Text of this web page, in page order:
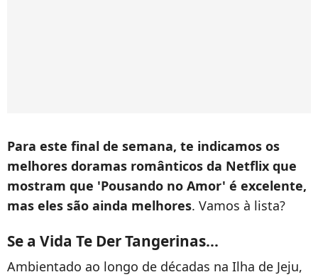
Para este final de semana, te indicamos os
melhores doramas românticos da Netflix que
mostram que 'Pousando no Amor' é excelente,
mas eles são ainda melhores. Vamos à lista?
Se a Vida Te Der Tangerinas...
Ambientado ao longo de décadas na Ilha de Jeju,